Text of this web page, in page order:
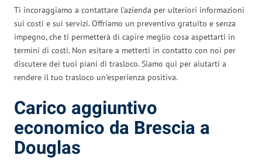
Ti incoraggiamo a contattare l’azienda per ulteriori informazioni
sui costi e sui servizi. Offriamo un preventivo gratuito e senza
impegno, che ti permetterà di capire meglio cosa aspettarti in
termini di costi. Non esitare a metterti in contatto con noi per
discutere dei tuoi piani di trasloco. Siamo qui per aiutarti a
rendere il tuo trasloco un’esperienza positiva.
Carico aggiuntivo
economico da Brescia a
Douglas